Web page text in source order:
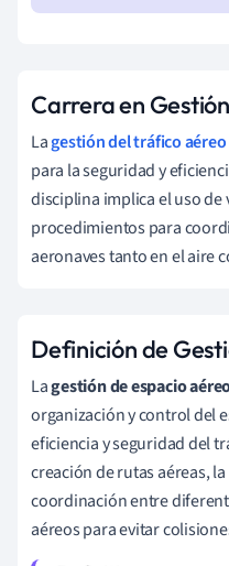
Carrera en
Lagestión del tráfico aéreo
para la seguridad y
disciplina implica el uso de
procedimientos para
aeronaves tanto en el aire
Definición de
Lagestión de espacio
organización y control del
eficiencia y seguridad del
creación de rutas aéreas,
coordinación entre
aéreos para evitar